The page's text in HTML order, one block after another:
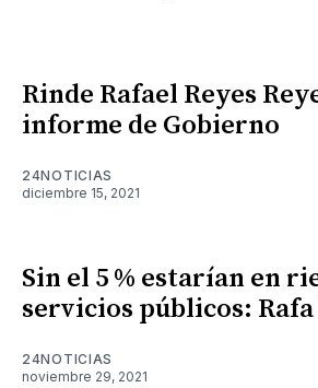
Rinde Rafael Reyes
informe de Gobierno
24NOTICIAS
diciembre 15, 2021
Sin el 5 % estarían en
servicios públicos: Rafa
24NOTICIAS
noviembre 29, 2021